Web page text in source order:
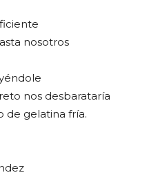
nosotros
nos desbarataría
de gelatina fría.